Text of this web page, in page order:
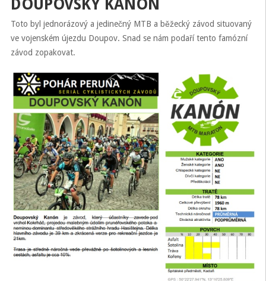
DOUPOVSKÝ KANÓN
Toto byl jednorázový a jedinečný MTB a běžecký závod situovaný
ve vojenském újezdu Doupov. Snad se nám podaří tento famózní
závod zopakovat.